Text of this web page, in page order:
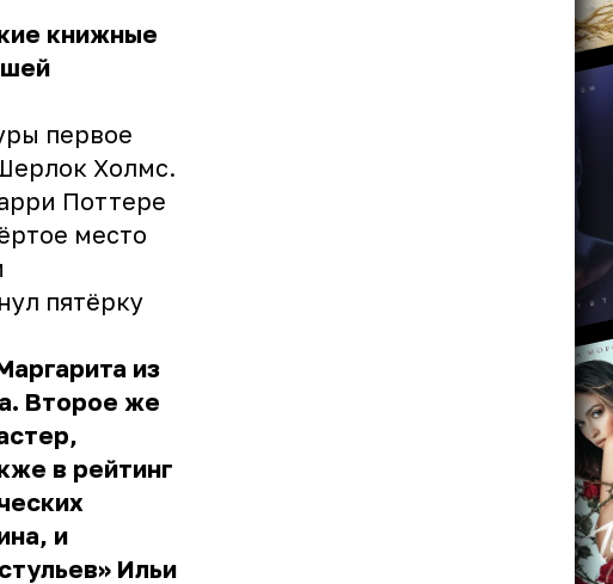
книжные
первое
Холмс.
Поттере
место
пятёрку
из
Второе же
в рейтинг
и
Ильи